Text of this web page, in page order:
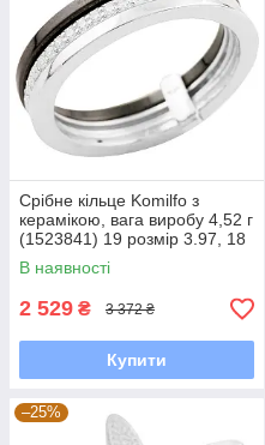
Срібне кільце Komilfo з
керамікою, вага виробу 4,52 г
(1523841) 19 розмір 3.97, 18
В наявності
2 529 ₴ 3 372 ₴
Купити
–25%